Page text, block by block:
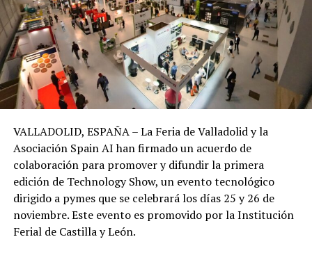
VALLADOLID, ESPAÑA – La Feria de Valladolid y la
Asociación Spain AI han firmado un acuerdo de
colaboración para promover y difundir la primera
edición de Technology Show, un evento tecnológico
dirigido a pymes que se celebrará los días 25 y 26 de
noviembre. Este evento es promovido por la Institución
Ferial de Castilla y León.